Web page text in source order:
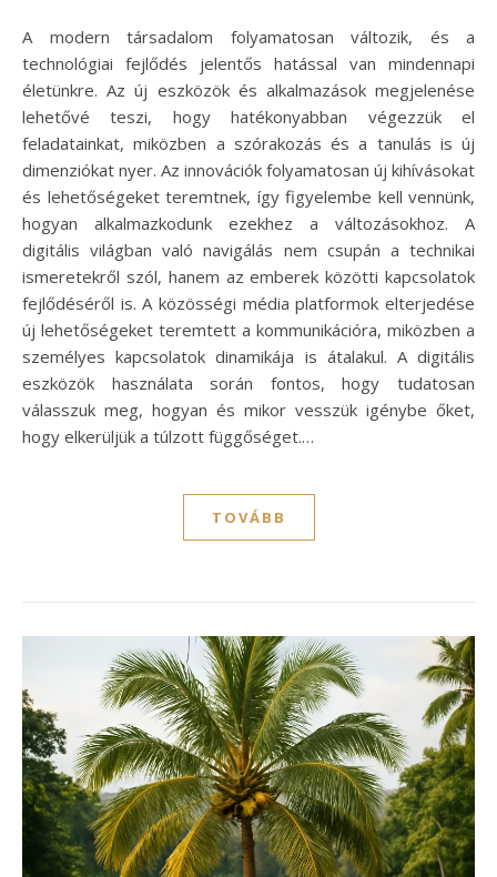
A modern társadalom folyamatosan változik, és a
technológiai fejlődés jelentős hatással van mindennapi
életünkre. Az új eszközök és alkalmazások megjelenése
lehetővé teszi, hogy hatékonyabban végezzük el
feladatainkat, miközben a szórakozás és a tanulás is új
dimenziókat nyer. Az innovációk folyamatosan új kihívásokat
és lehetőségeket teremtnek, így figyelembe kell vennünk,
hogyan alkalmazkodunk ezekhez a változásokhoz. A
digitális világban való navigálás nem csupán a technikai
ismeretekről szól, hanem az emberek közötti kapcsolatok
fejlődéséről is. A közösségi média platformok elterjedése
új lehetőségeket teremtett a kommunikációra, miközben a
személyes kapcsolatok dinamikája is átalakul. A digitális
eszközök használata során fontos, hogy tudatosan
válasszuk meg, hogyan és mikor vesszük igénybe őket,
hogy elkerüljük a túlzott függőséget.…
TOVÁBB